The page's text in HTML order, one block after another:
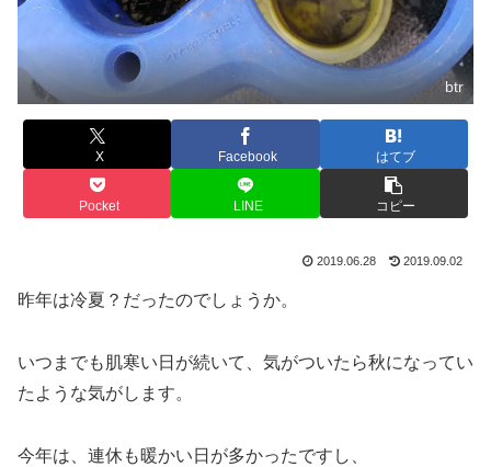
btr
X Facebook はてブ
Pocket LINE コピー
2019.06.28 2019.09.02
昨年は冷夏？だったのでしょうか。
いつまでも肌寒い日が続いて、気がついたら秋になってい
たような気がします。
今年は、連休も暖かい日が多かったですし、